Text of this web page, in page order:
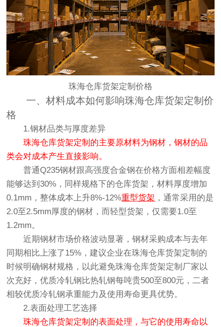
珠海仓库货架定制价格
一、材料成本如何影响珠海仓库货架定制价
格
1.钢材品类与厚度差异
珠海仓库货架定制的主要原材料为钢材，钢材的品
类会对成本产生直接影响。
普通Q235钢材跟高强度合金钢在价格方面相差幅度
能够达到30%，同样规格下的仓库货架，材料厚度增加
0.1mm，整体成本上升8%-12%重型货架 ，通常采用的是
2.0至2.5mm厚度的钢材，而轻型货架，仅需要1.0至
1.2mm。
近期钢材市场价格波动显著，钢材采购成本与去年
同期相比上涨了15%，建议企业在珠海仓库货架定制的
时候明确钢材规格，以此避免珠海仓库货架定制厂家以
次充好，优质冷轧钢比热轧钢每吨贵500至800元，二者
相较优质冷轧钢承重能力及使用寿命更具优势。
2.表面处理工艺选择
珠海仓库货架定制的表面处理，与它的使用寿命以